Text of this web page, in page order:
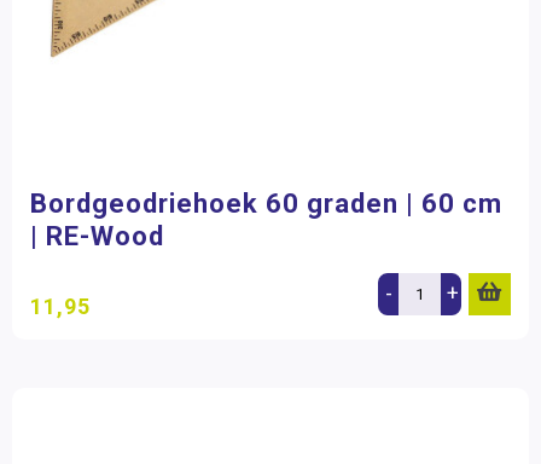
Bordgeodriehoek 60 graden | 60 cm
| RE-Wood
11,95 - +